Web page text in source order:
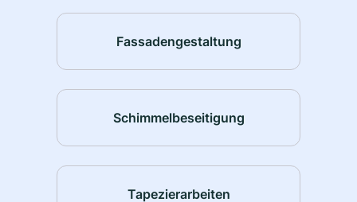
Fassadengestaltung
Schimmelbeseitigung
Tapezierarbeiten